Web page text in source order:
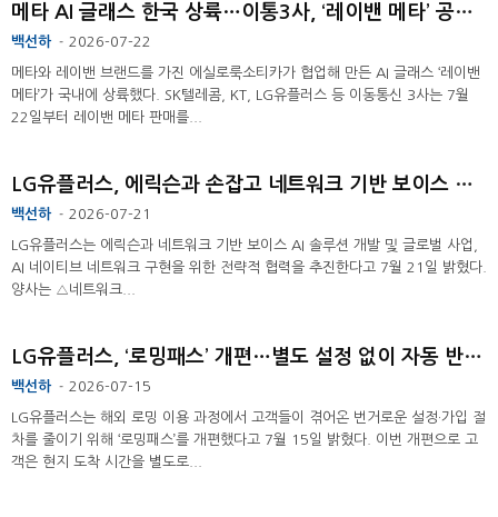
메타 AI 글래스 한국 상륙…이통3사, ‘레이밴 메타’ 공식 출시
백선하 - 2026-07-22
메타와 레이밴 브랜드를 가진 에실로룩소티카가 협업해 만든 AI 글래스 ‘레이밴
메타’가 국내에 상륙했다. SK텔레콤, KT, LG유플러스 등 이동통신 3사는 7월
22일부터 레이밴 메타 판매를...
LG유플러스, 에릭슨과 손잡고 네트워크 기반 보이스 AI 개발 ...
백선하 - 2026-07-21
LG유플러스는 에릭슨과 네트워크 기반 보이스 AI 솔루션 개발 및 글로벌 사업,
AI 네이티브 네트워크 구현을 위한 전략적 협력을 추진한다고 7월 21일 밝혔다.
양사는 △네트워크...
LG유플러스, ‘로밍패스’ 개편…별도 설정 없이 자동 반영 ...
백선하 - 2026-07-15
LG유플러스는 해외 로밍 이용 과정에서 고객들이 겪어온 번거로운 설정·가입 절
차를 줄이기 위해 ‘로밍패스’를 개편했다고 7월 15일 밝혔다. 이번 개편으로 고
객은 현지 도착 시간을 별도로...